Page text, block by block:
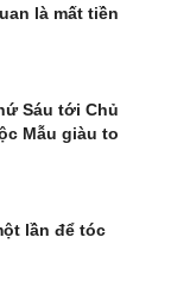
là mất tiền
Sáu tới Chủ
Mẫu giàu to
lần để tóc